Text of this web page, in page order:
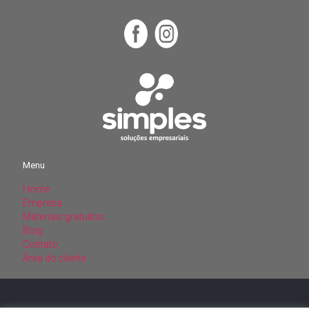
Menu
Menu
Home
Empresa
Materiais gratuitos
Blog
Contato
Área do cliente